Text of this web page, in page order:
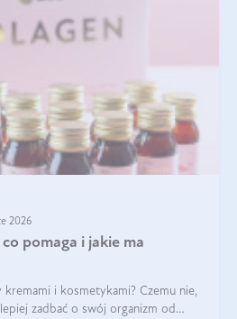
2026
pomaga i jakie ma
i kosmetykami? Czemu nie,
zadbać o swój organizm od